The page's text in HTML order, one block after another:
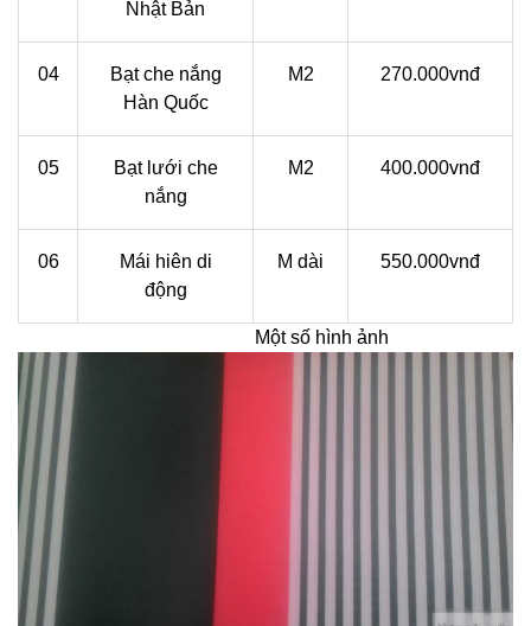
Nhật Bản
04
Bạt che nắng
Hàn Quốc
M2 270.000vnđ
05
Bạt lưới che
nắng
M2 400.000vnđ
06
Mái hiên di
động
M dài 550.000vnđ
Một số hình ảnh